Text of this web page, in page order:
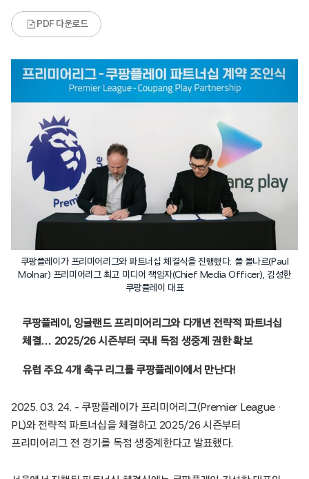
PDF 다운로드
쿠팡플레이가 프리미어리그와 파트너십 체결식을 진행했다. 폴 몰나르(Paul
Molnar) 프리미어리그 최고 미디어 책임자(Chief Media Officer), 김성한
쿠팡플레이 대표
쿠팡플레이, 잉글랜드 프리미어리그와 다개년 전략적 파트너십
체결… 2025/26 시즌부터 국내 독점 생중계 권한 확보
유럽 주요 4개 축구 리그를 쿠팡플레이에서 만난다!
2025. 03. 24. – 쿠팡플레이가 프리미어리그(Premier League ·
PL)와 전략적 파트너십을 체결하고 2025/26 시즌부터
프리미어리그 전 경기를 독점 생중계한다고 발표했다.